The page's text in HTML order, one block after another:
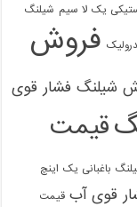
یک لا سیم شیلنگ
فروش
شیلنگ فشار قوی
قیمت
باغبانی یک اینچ
قوی آب قیمت